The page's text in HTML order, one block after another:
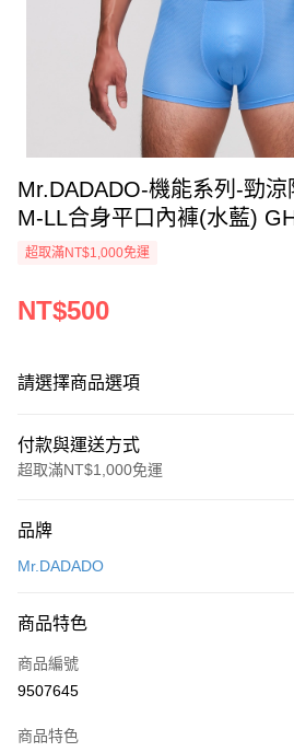
Mr.DADADO-機能系列-勁
M-LL合身平口內褲(水藍)
超取滿NT$1,000免運
NT$500
請選擇商品選項
付款與運送方式
超取滿NT$1,000免運
信用卡一次付款
LINE Pay
街口支付
品牌
Mr.DADADO
商品特色
商品編號
9507645
商品特色